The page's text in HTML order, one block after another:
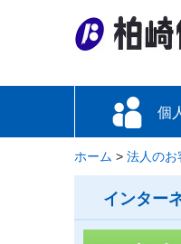
個
お金をためる
お金を借りる
備える
便利な使い方
各種手数料
金利情報
ホーム > 法人のお
インター